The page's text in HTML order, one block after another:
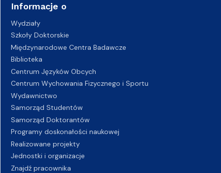
Informacje o
Wydziały
Szkoły Doktorskie
Międzynarodowe Centra Badawcze
Biblioteka
Centrum Języków Obcych
Centrum Wychowania Fizycznego i Sportu
Wydawnictwo
Samorząd Studentów
Samorząd Doktorantów
Programy doskonałości naukowej
Realizowane projekty
Jednostki i organizacje
Znajdź pracownika